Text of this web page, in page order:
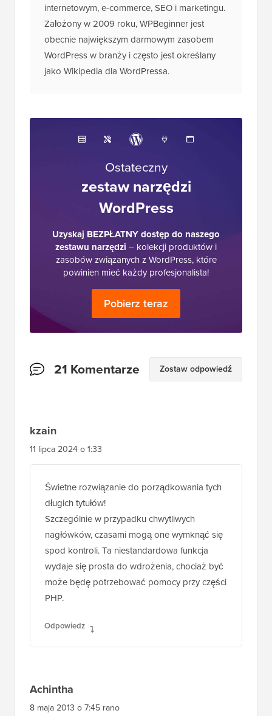
internetowym, e-commerce, SEO i marketingu.
Założony w 2009 roku, WPBeginner jest
obecnie największym darmowym zasobem
WordPress w branży i często jest określany
jako Wikipedia dla WordPressa.
Ostateczny
zestaw narzędzi
WordPress
Uzyskaj BEZPŁATNY dostęp do naszego
zestawu narzędzi – kolekcji produktów i
zasobów związanych z WordPress, które
powinien mieć każdy profesjonalista!
Pobierz teraz
Interakcje
21 Komentarze Zostaw odpowiedź
kzain
11 lipca 2024 o 1:33
Świetne rozwiązanie do porządkowania tych
długich tytułów!
Szczególnie w przypadku chwytliwych
nagłówków, czasami mogą one wymknąć się
spod kontroli. Ta niestandardowa funkcja
wydaje się prosta do wdrożenia, chociaż być
może będę potrzebować pomocy przy części
PHP.
Odpowiedz
Achintha
8 maja 2013 o 7:45 rano